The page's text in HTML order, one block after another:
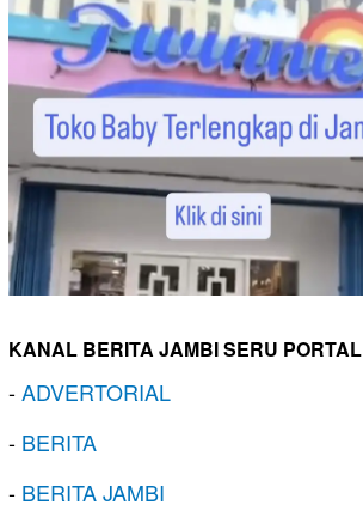
KANAL BERITA JAMBI SERU PORTAL
-ADVERTORIAL
- BERITA
- BERITA JAMBI